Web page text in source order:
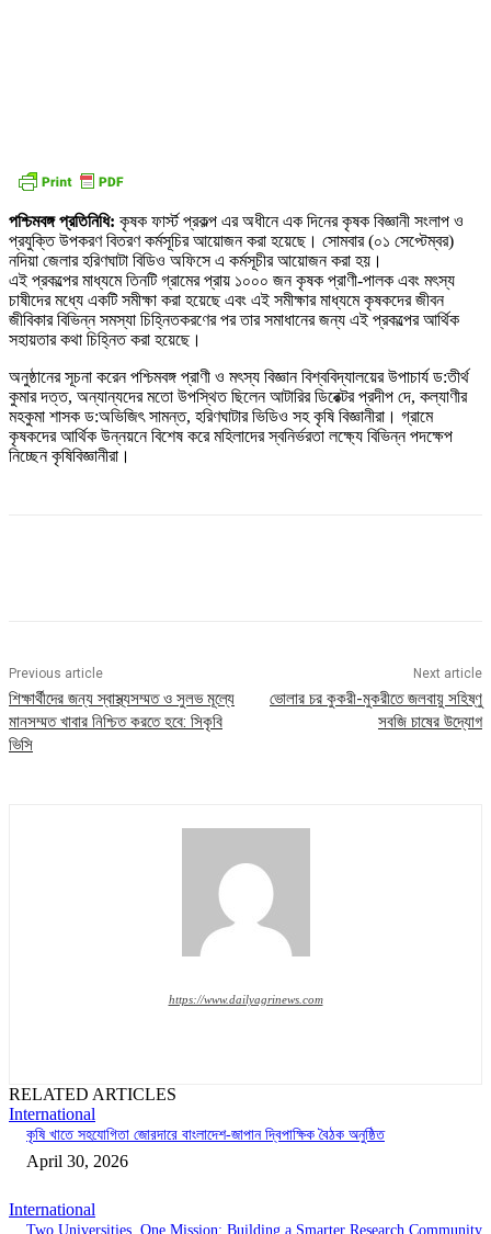
পশ্চিমবঙ্গ প্রতিনিধি: কৃষক ফার্স্ট প্রকল্প এর অধীনে এক দিনের কৃষক বিজ্ঞানী সংলাপ ও
প্রযুক্তি উপকরণ বিতরণ কর্মসূচির আয়োজন করা হয়েছে। সোমবার (০১ সেপ্টেম্বর)
নদিয়া জেলার হরিণঘাটা বিডিও অফিসে এ কর্মসূচীর আয়োজন করা হয়।
এই প্রকল্পের মাধ্যমে তিনটি গ্রামের প্রায় ১০০০ জন কৃষক প্রাণী-পালক এবং মৎস্য
চাষীদের মধ্যে একটি সমীক্ষা করা হয়েছে এবং এই সমীক্ষার মাধ্যমে কৃষকদের জীবন
জীবিকার বিভিন্ন সমস্যা চিহ্নিতকরণের পর তার সমাধানের জন্য এই প্রকল্পের আর্থিক
সহায়তার কথা চিহ্নিত করা হয়েছে।
অনুষ্ঠানের সূচনা করেন পশ্চিমবঙ্গ প্রাণী ও মৎস্য বিজ্ঞান বিশ্ববিদ্যালয়ের উপাচার্য ড:তীর্থ
কুমার দত্ত, অন্যান্যদের মতো উপস্থিত ছিলেন আটারির ডিরেক্টর প্রদীপ দে, কল্যাণীর
মহকুমা শাসক ড:অভিজিৎ সামন্ত, হরিণঘাটার ভিডিও সহ কৃষি বিজ্ঞানীরা। গ্রামে
কৃষকদের আর্থিক উন্নয়নে বিশেষ করে মহিলাদের স্বনির্ভরতা লক্ষ্যে বিভিন্ন পদক্ষেপ
নিচ্ছেন কৃষিবিজ্ঞানীরা।
Previous article
শিক্ষার্থীদের জন্য স্বাস্থ্যসম্মত ও সুলভ মূল্যে
মানসম্মত খাবার নিশ্চিত করতে হবে: সিকৃবি
ভিসি
Next article
ভোলার চর কুকরী-মুকরীতে জলবায়ু সহিষ্ণু
সবজি চাষের উদ্যোগ
https://www.dailyagrinews.com
RELATED ARTICLES
International
কৃষি খাতে সহযোগিতা জোরদারে বাংলাদেশ-জাপান দ্বিপাক্ষিক বৈঠক অনুষ্ঠিত
April 30, 2026
International
Two Universities, One Mission: Building a Smarter Research Community